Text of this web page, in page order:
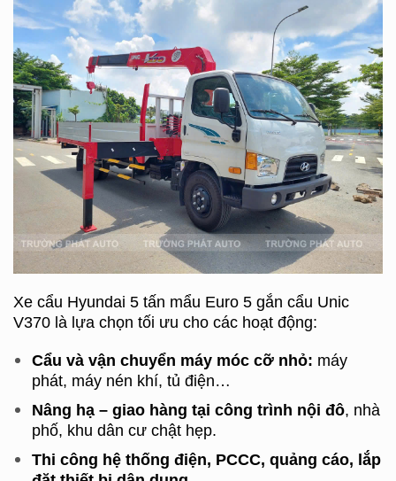
Xe cẩu Hyundai 5 tấn mẩu Euro 5 gắn cẩu Unic
V370 là lựa chọn tối ưu cho các hoạt động:
Cẩu và vận chuyển máy móc cỡ nhỏ: máy
phát, máy nén khí, tủ điện…
Nâng hạ – giao hàng tại công trình nội đô, nhà
phố, khu dân cư chật hẹp.
Thi công hệ thống điện, PCCC, quảng cáo, lắp